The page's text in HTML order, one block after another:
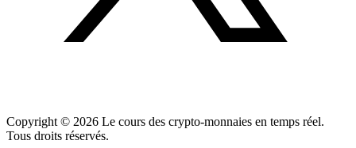
Copyright © 2026 Le cours des crypto-monnaies en temps réel.
Tous droits réservés.